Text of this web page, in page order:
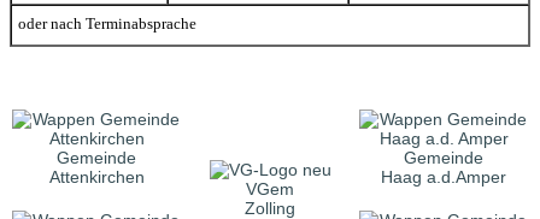
oder nach Terminabsprache
Gemeinde
Attenkirchen
VGem
Zolling
Gemeinde
Haag a.d.Amper